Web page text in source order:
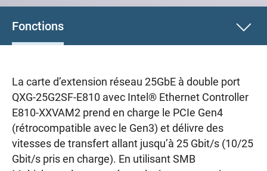
Fonctions
La carte d’extension réseau 25GbE à double port
QXG-25G2SF-E810 avec Intel® Ethernet Controller
E810-XXVAM2 prend en charge le PCIe Gen4
(rétrocompatible avec le Gen3) et délivre des
vitesses de transfert allant jusqu’à 25 Gbit/s (10/25
Gbit/s pris en charge). En utilisant SMB